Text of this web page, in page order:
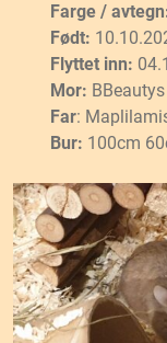
Farge /
Født:
Flyttet inn:
Mor:
Far:
Bur: 100cm